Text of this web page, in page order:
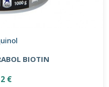
BIOTIN
€